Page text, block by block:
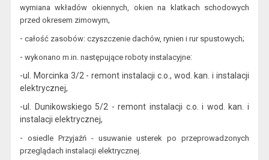
wymiana wkładów okiennych, okien na klatkach schodowych
przed okresem zimowym,
- całość zasobów: czyszczenie dachów, rynien i rur spustowych;
- wykonano m.in. następujące roboty instalacyjne:
-ul. Morcinka 3/2 - remont instalacji c.o., wod. kan. i instalacji
elektrycznej,
-ul. Dunikowskiego 5/2 - remont instalacji c.o. i wod. kan. i
instalacji elektrycznej,
- osiedle Przyjaźń - usuwanie usterek po przeprowadzonych
przeglądach instalacji elektrycznej